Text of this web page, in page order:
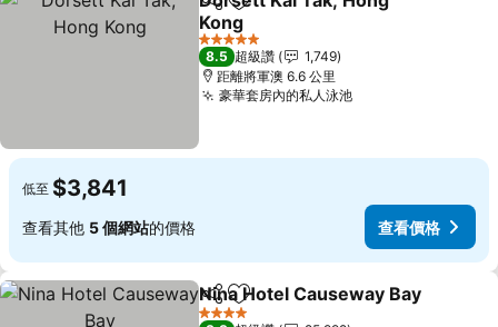
分享 加入我的最愛
Kong
5 星級
8.5 超級讚
1,749
距離將軍澳 6.6 公里
豪華套房內的私人泳池
低至 $3,841
查看其他 5 個網站的價格 查看價格
分享 加入我的最愛
Nina Hotel Causeway Bay
4 星級